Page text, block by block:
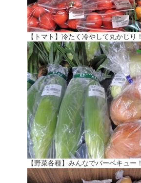
【トマト】冷たく冷やして丸かじり！
【野菜各種】みんなでバーベキュー！